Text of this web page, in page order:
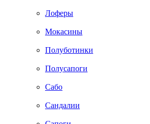
Лоферы
Мокасины
Полуботинки
Полусапоги
Сабо
Сандалии